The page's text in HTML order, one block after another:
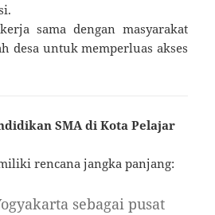
sama dengan masyarakat
desa untuk memperluas akses
SMA di Kota Pelajar
rencana jangka panjang:
sebagai pusat